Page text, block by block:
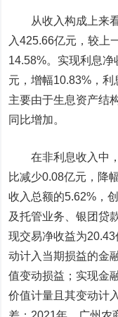
从收入构成上来看
入425.66亿元，较上
14.58%。实现利息
元，增幅10.83%，利
主要由于生息资产结
同比增加。
在非利息收入中，
比减少0.08亿元，降
收入总额的5.62%，
及托管业务、银团贷
现交易净收益为
动计入当期损益的金
值变动损益；实现金
价值计量且其变动计